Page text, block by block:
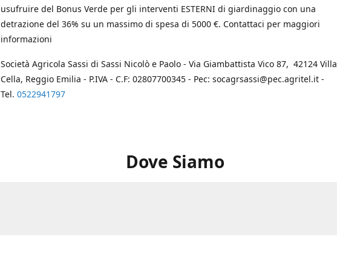
usufruire del Bonus Verde per gli interventi ESTERNI di giardinaggio con una
detrazione del 36% su un massimo di spesa di 5000 €. Contattaci per maggiori
informazioni
Società Agricola Sassi di Sassi Nicolò e Paolo - Via Giambattista Vico 87, 42124 Villa
Cella, Reggio Emilia - P.IVA - C.F: 02807700345 - Pec: socagrsassi@pec.agritel.it -
Tel. 0522941797
Dove Siamo